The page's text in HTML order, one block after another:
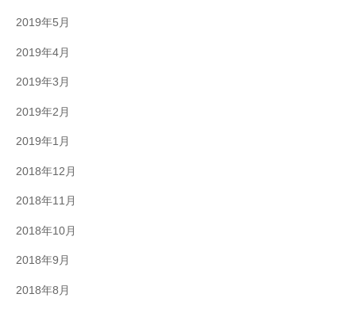
2019年5月
2019年4月
2019年3月
2019年2月
2019年1月
2018年12月
2018年11月
2018年10月
2018年9月
2018年8月